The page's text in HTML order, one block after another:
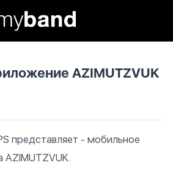
AZIMUTZVUK
представляет - мобильное